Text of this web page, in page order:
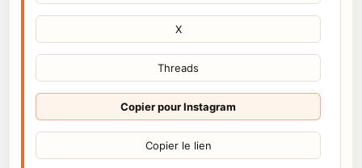
X
Threads
Copier pour Instagram
Copier le lien